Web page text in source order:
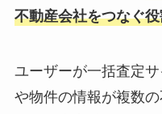
不動産会社をつなぐ
ユーザーが一括査定
や物件の情報が複数